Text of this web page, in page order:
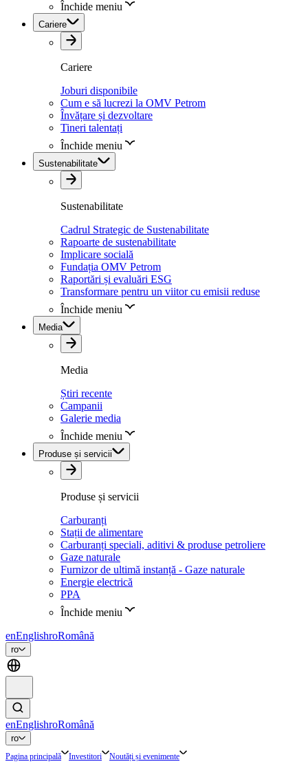
Închide meniu
Cariere
Cariere
Joburi disponibile
Cum e să lucrezi la OMV Petrom
Învățare și dezvoltare
Tineri talentați
Închide meniu
Sustenabilitate
Sustenabilitate
Cadrul Strategic de Sustenabilitate
Rapoarte de sustenabilitate
Implicare socială
Fundația OMV Petrom
Raportări și evaluări ESG
Transformare pentru un viitor cu emisii reduse
Închide meniu
Media
Media
Știri recente
Campanii
Galerie media
Închide meniu
Produse și servicii
Produse și servicii
Carburanți
Stații de alimentare
Carburanți speciali, aditivi & produse petroliere
Gaze naturale
Furnizor de ultimă instanță - Gaze naturale
Energie electrică
PPA
Închide meniu
enEnglishroRomână
ro
enEnglishroRomână
ro
Pagina principală Investitori Noutăți și evenimente